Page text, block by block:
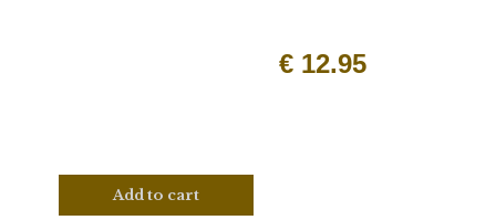
€ 12.95
Add to cart